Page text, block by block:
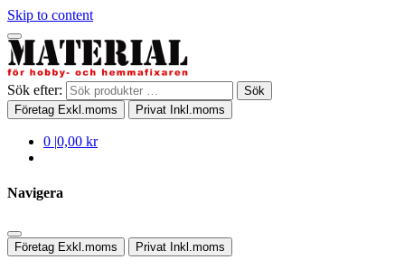
Skip to content
Sök efter:
Sök
Företag Exkl.moms Privat Inkl.moms
0 |0,00 kr
Navigera
Företag Exkl.moms Privat Inkl.moms